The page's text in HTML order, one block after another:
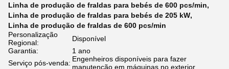
Linha de produção de fraldas para bebés de 600 pcs/min,
Linha de produção de fraldas para bebés de 205 kW,
Linha de produção de fraldas de 600 pcs/min
Personalização
Regional:
Disponível
Garantia:
1 ano
Serviço pós-venda: Engenheiros disponíveis para fazer
manutenção em máquinas no exterior